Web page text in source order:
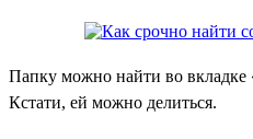
Папку можно найти во
Кстати, ей можно делиться.